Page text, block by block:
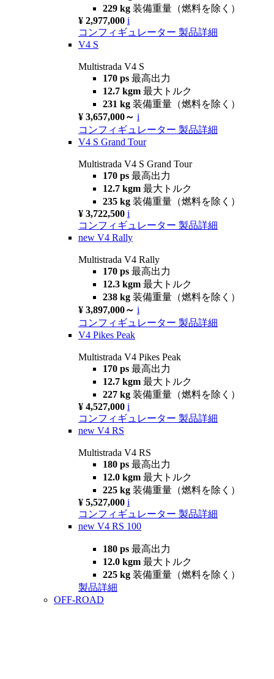
229 kg 装備重量（燃料を除く）
¥ 2,977,000 i
コンフィギュレーター 製品詳細
V4 S
Multistrada V4 S
170 ps 最高出力
12.7 kgm 最大トルク
231 kg 装備重量（燃料を除く）
¥ 3,657,000～ i
コンフィギュレーター 製品詳細
V4 S Grand Tour
Multistrada V4 S Grand Tour
170 ps 最高出力
12.7 kgm 最大トルク
235 kg 装備重量（燃料を除く）
¥ 3,722,500 i
コンフィギュレーター 製品詳細
new V4 Rally
Multistrada V4 Rally
170 ps 最高出力
12.3 kgm 最大トルク
238 kg 装備重量（燃料を除く）
¥ 3,897,000～ i
コンフィギュレーター 製品詳細
V4 Pikes Peak
Multistrada V4 Pikes Peak
170 ps 最高出力
12.7 kgm 最大トルク
227 kg 装備重量（燃料を除く）
¥ 4,527,000 i
コンフィギュレーター 製品詳細
new V4 RS
Multistrada V4 RS
180 ps 最高出力
12.0 kgm 最大トルク
225 kg 装備重量（燃料を除く）
¥ 5,527,000 i
コンフィギュレーター 製品詳細
new V4 RS 100
180 ps 最高出力
12.0 kgm 最大トルク
225 kg 装備重量（燃料を除く）
製品詳細
OFF-ROAD